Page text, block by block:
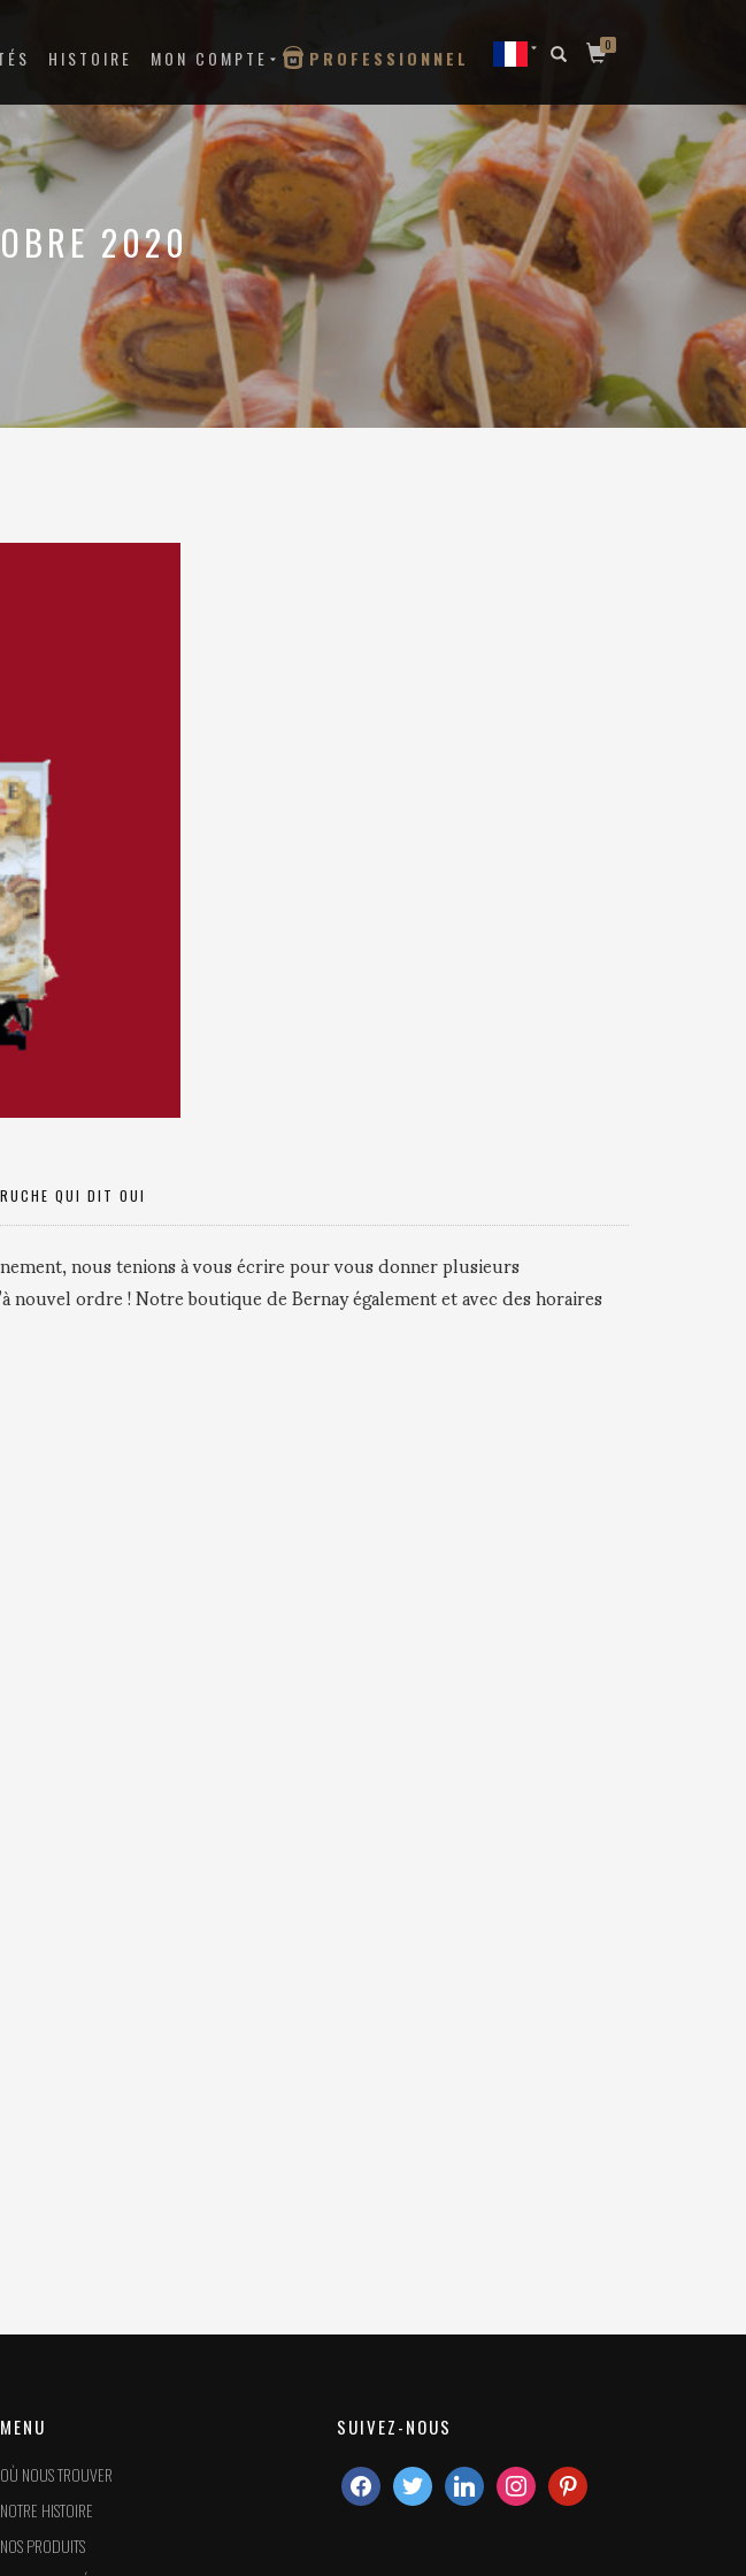
HISTOIRE MON COMPTE PROFESSIONNEL
0
2020
QUI DIT OUI
nous tenions à vous écrire pour vous donner plusieurs
ordre ! Notre boutique de Bernay également et avec des horaires
MENU
OÙ NOUS TROUVER
NOTRE HISTOIRE
NOS PRODUITS
SUIVEZ-NOUS